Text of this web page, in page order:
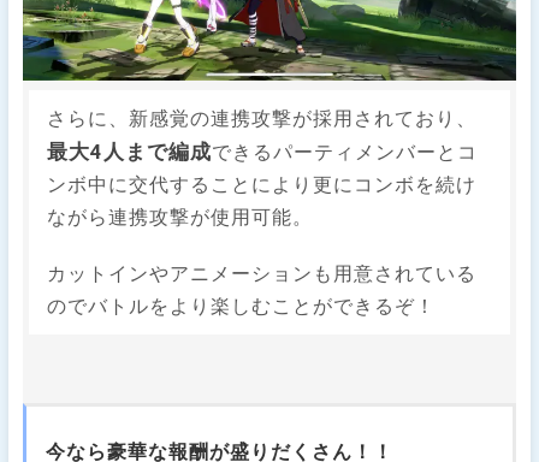
さらに、新感覚の連携攻撃が採用されており、
最大4人まで編成できるパーティメンバーとコ
ンボ中に交代することにより更にコンボを続け
ながら連携攻撃が使用可能。
カットインやアニメーションも用意されている
のでバトルをより楽しむことができるぞ！
今なら豪華な報酬が盛りだくさん！！